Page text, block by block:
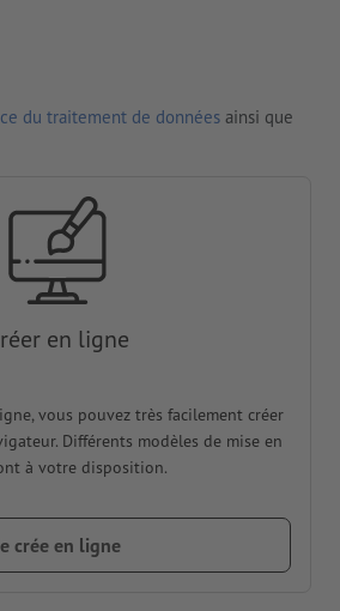
du traitement de données ainsi que
en ligne
vous pouvez très facilement créer
Différents modèles de mise en
à votre disposition.
crée en ligne